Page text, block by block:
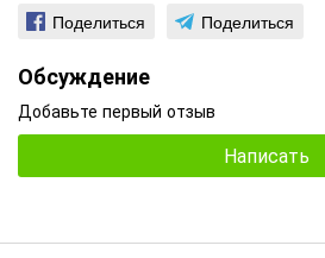
Поделиться Поделиться
Обсуждение
Добавьте первый отзыв
Написать